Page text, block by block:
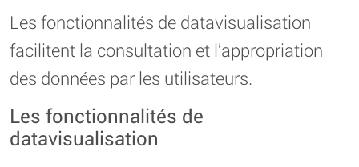
Les fonctionnalités de datavisualisation
facilitent la consultation et l’appropriation
des données par les utilisateurs.
Les fonctionnalités de
datavisualisation